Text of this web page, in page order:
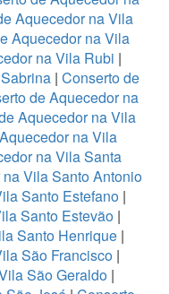
Aquecedor na Vila
Aquecedor na Vila
na Vila Rubi |
| Conserto de
de Aquecedor na
Aquecedor na Vila
na Vila
na Vila Santa
Vila Santo Antonio
Santo Estefano |
Santo Estevão|
Santo Henrique|
São Francisco|
São Geraldo|